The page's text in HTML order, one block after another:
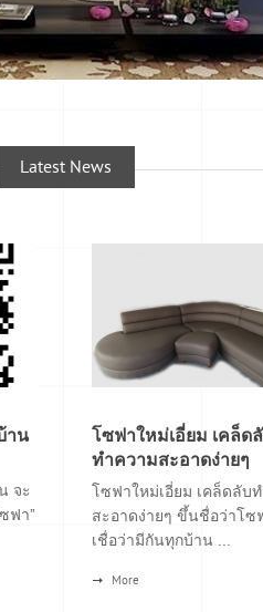
Latest News
าน
จะ
ฟา”
โซฟาใหม่เอี่ยม เคล็ด
ทำความสะอาดง่ายๆ
โซฟาใหม่เอี่ยม เคล็ดลับ
สะอาดง่ายๆ ขึ้นชื่อว่าโซ
เชื่อว่ามีกันทุกบ้าน ...
More